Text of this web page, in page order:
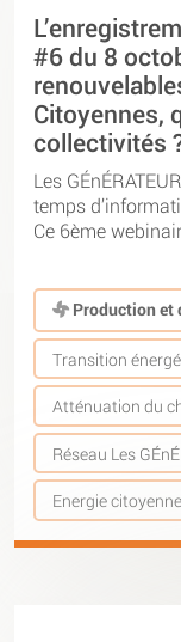
#6 du 8
Citoyennes,
collectivités
Les
temps
Ce 6ème
Production et
Transition
Atténuation du
Réseau Les
Energie citoyenne